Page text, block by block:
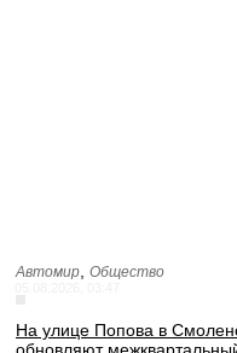
Автомир Общество
На улице Попова в